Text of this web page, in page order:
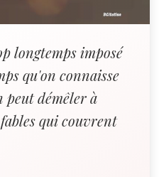
longtemps imposé
qu'on connaisse
peut démêler à
qui couvrent